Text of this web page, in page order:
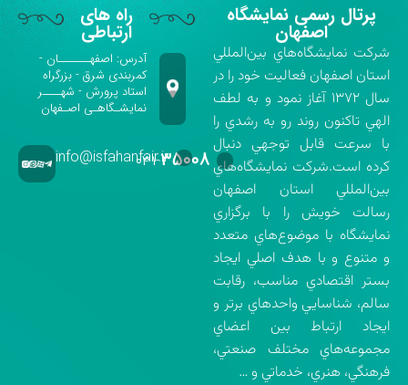
پرتال رسمی نمایشگاه
اصفهان
شركت نمايشگاه‌هاي بين‌المللي
استان اصفهان فعاليت خود را در
سال ۱۳۷۲ آغاز نمود و به لطف
الهي تاكنون روند رو به رشدي را
با سرعت قابل توجهي دنبال
كرده است.شركت نمايشگاه‌هاي
بين‌المللي استان اصفهان
رسالت خويش را با برگزاري
نمايشگاه با موضوع‌هاي متعدد
و متنوع و با هدف اصلي ايجاد
بستر اقتصادي مناسب، رقابت
سالم، شناسايي واحدهاي برتر و
ايجاد ارتباط بين اعضاي
مجموعه‌هاي مختلف صنعتي،
فرهنگي، هنري، خدماتي و …
راه های
ارتباطی
آدرس: اصفهـــــــان -
کمربندی شرق - بزرگراه
استاد پرورش - شهــــر
نمایشـگاهـی اصـفهان
۰۳۱-۳۵۰۰۸info@isfahanfair.ir